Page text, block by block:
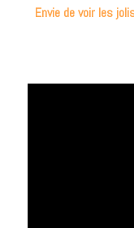
Envie de voir les